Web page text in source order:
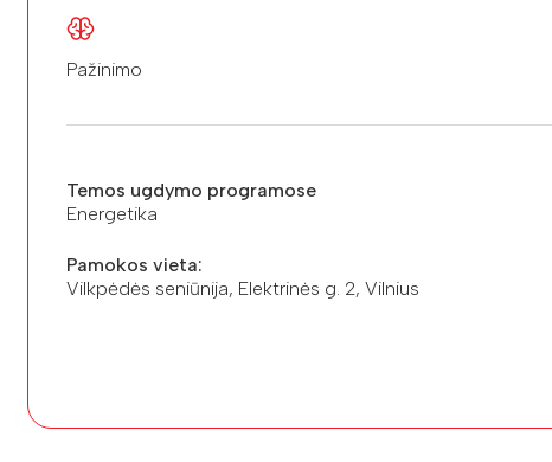
Pažinimo
Temos ugdymo programose
Energetika
Pamokos vieta:
Vilkpėdės seniūnija, Elektrinės g. 2, Vilnius